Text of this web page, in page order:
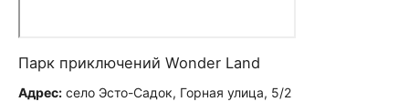
Парк приключений Wonder Land
Адрес: село Эсто-Садок, Горная улица, 5/2